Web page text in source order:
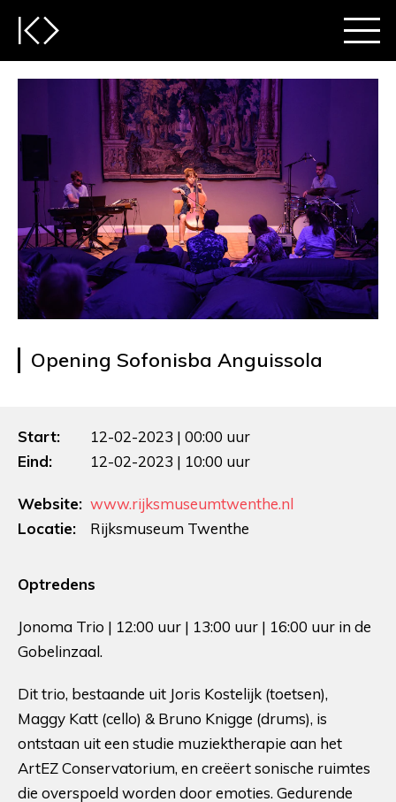
Opening Sofonisba Anguissola
Start:
12-02-2023 | 00:00 uur
Eind:
12-02-2023 | 10:00 uur
Website: www.rijksmuseumtwenthe.nl
Locatie:
Rijksmuseum Twenthe
Optredens
Jonoma Trio | 12:00 uur | 13:00 uur | 16:00 uur in de
Gobelinzaal.
Dit trio, bestaande uit Joris Kostelijk (toetsen),
Maggy Katt (cello) & Bruno Knigge (drums), is
ontstaan uit een studie muziektherapie aan het
ArtEZ Conservatorium, en creëert sonische ruimtes
die overspoeld worden door emoties. Gedurende